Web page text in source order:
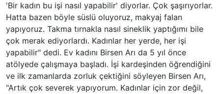
'Bir kadın bu işi nasıl yapabilir' diyorlar. Çok şaşırıyorlar.
Hatta bazen böyle süslü oluyoruz, makyaj falan
yapıyoruz. Takma tırnakla nasıl sineklik yaptığımı bile
çok merak ediyorlardı. Kadınlar her yerde, her işi
yapabilir" dedi. Ev kadını Birsen Arı da 5 yıl önce
atölyede çalışmaya başladı. İşi kardeşinden öğrendiğini
ve ilk zamanlarda zorluk çektiğini söyleyen Birsen Arı,
"Artık çok severek yapıyorum. Kadınlar için zor değil,